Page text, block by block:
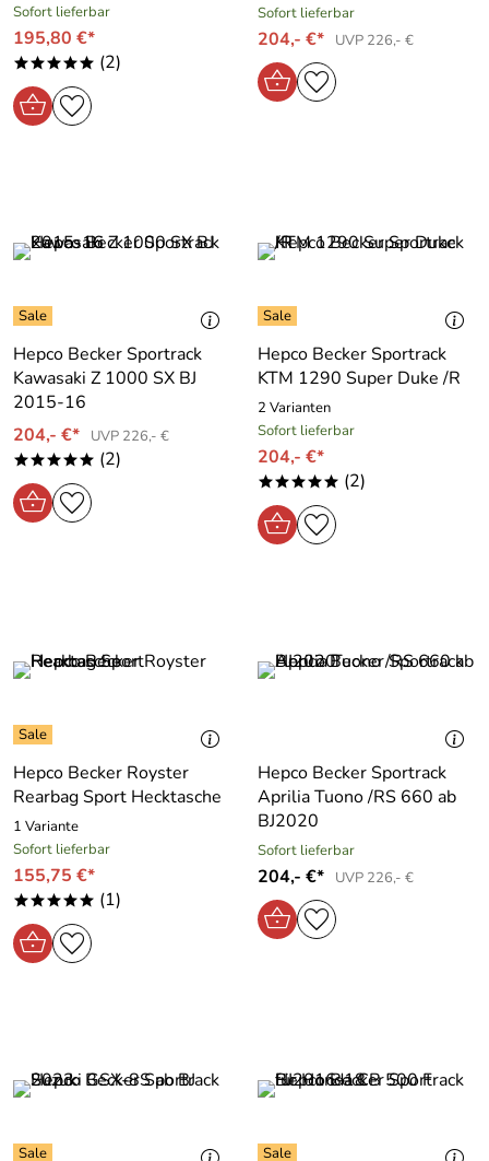
Sofort lieferbar
195,80 €*
***** (2)
Sofort lieferbar
204,- €* UVP 226,- €
Hepco Becker Sportrack
Kawasaki Z 1000 SX BJ
2015-16
204,- €*
UVP 226,- €
***** (2)
Hepco Becker Sportrack
KTM 1290 Super Duke /R
2 Varianten
Sofort lieferbar
204,- €*
***** (2)
Hepco Becker Royster
Rearbag Sport Hecktasche
1 Variante
Sofort lieferbar
155,75 €*
***** (1)
Hepco Becker Sportrack
Aprilia Tuono /RS 660 ab
BJ2020
Sofort lieferbar
204,- €* UVP 226,- €